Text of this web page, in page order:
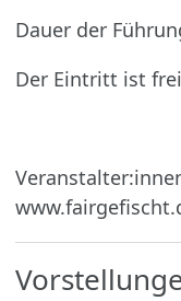
Dauer der
Der Eintritt ist